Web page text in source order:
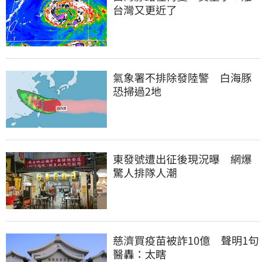
台灣又更近了
氣象署不排除發陸警　白海豚
恐掃過2地
東發號遭出征後現況曝　網爆
驚人排隊人潮
慈濟買疫苗被詐10億　聲明1句
醫轟：太瞎